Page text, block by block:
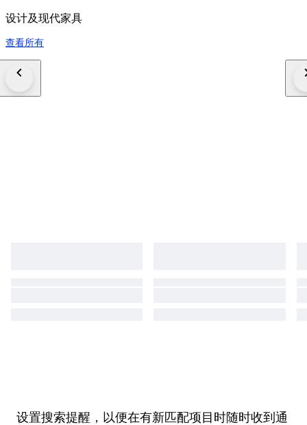
设计及现代家具
查看所有
设置搜索提醒，以便在有新匹配项目时随时收到通